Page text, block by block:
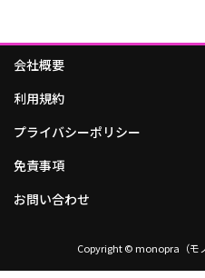
会社概要
利用規約
プライバシーポリシー
免責事項
お問い合わせ
Copyright © monopra（モ